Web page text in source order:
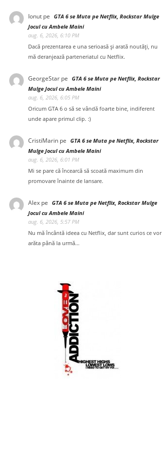
Ionut pe GTA 6 se Muta pe Netflix, Rockstar Mulge
Jocul cu Ambele Maini
aug. 6, 2026, 6:10 PM
Dacă prezentarea e una serioasă și arată noutăți, nu
mă deranjează parteneriatul cu Netflix.
GeorgeStar pe GTA 6 se Muta pe Netflix, Rockstar
Mulge Jocul cu Ambele Maini
aug. 6, 2026, 6:05 PM
Oricum GTA 6 o să se vândă foarte bine, indiferent
unde apare primul clip. :)
CristiMarin pe GTA 6 se Muta pe Netflix, Rockstar
Mulge Jocul cu Ambele Maini
aug. 6, 2026, 6:01 PM
Mi se pare că încearcă să scoată maximum din
promovare înainte de lansare.
Alex pe GTA 6 se Muta pe Netflix, Rockstar Mulge
Jocul cu Ambele Maini
aug. 6, 2026, 5:57 PM
Nu mă încântă ideea cu Netflix, dar sunt curios ce vor
arăta până la urmă...